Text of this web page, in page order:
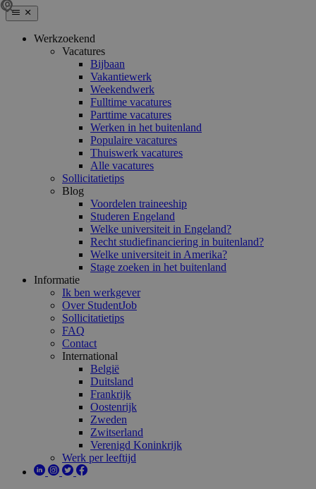
Werkzoekend
Vacatures
Bijbaan
Vakantiewerk
Weekendwerk
Fulltime vacatures
Parttime vacatures
Werken in het buitenland
Populaire vacatures
Thuiswerk vacatures
Alle vacatures
Sollicitatietips
Blog
Voordelen traineeship
Studeren Engeland
Welke universiteit in Engeland?
Recht studiefinanciering in buitenland?
Welke universiteit in Amerika?
Stage zoeken in het buitenland
Informatie
Ik ben werkgever
Over StudentJob
Sollicitatietips
FAQ
Contact
International
België
Duitsland
Frankrijk
Oostenrijk
Zweden
Zwitserland
Verenigd Koninkrijk
Werk per leeftijd